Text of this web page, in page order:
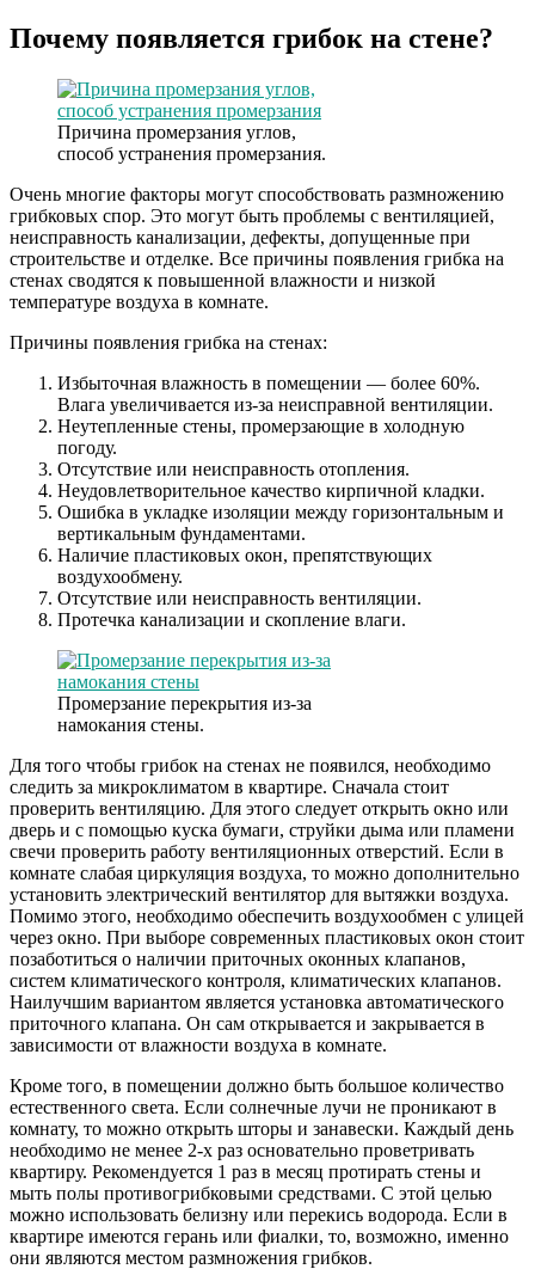
Почему появляется грибок на стене?
Причина промерзания углов,
способ устранения промерзания.
Очень многие факторы могут способствовать размножению
грибковых спор. Это могут быть проблемы с вентиляцией,
неисправность канализации, дефекты, допущенные при
строительстве и отделке. Все причины появления грибка на
стенах сводятся к повышенной влажности и низкой
температуре воздуха в комнате.
Причины появления грибка на стенах:
Избыточная влажность в помещении — более 60%.
Влага увеличивается из-за неисправной вентиляции.
Неутепленные стены, промерзающие в холодную
погоду.
Отсутствие или неисправность отопления.
Неудовлетворительное качество кирпичной кладки.
Ошибка в укладке изоляции между горизонтальным и
вертикальным фундаментами.
Наличие пластиковых окон, препятствующих
воздухообмену.
Отсутствие или неисправность вентиляции.
Протечка канализации и скопление влаги.
Промерзание перекрытия из-за
намокания стены.
Для того чтобы грибок на стенах не появился, необходимо
следить за микроклиматом в квартире. Сначала стоит
проверить вентиляцию. Для этого следует открыть окно или
дверь и с помощью куска бумаги, струйки дыма или пламени
свечи проверить работу вентиляционных отверстий. Если в
комнате слабая циркуляция воздуха, то можно дополнительно
установить электрический вентилятор для вытяжки воздуха.
Помимо этого, необходимо обеспечить воздухообмен с улицей
через окно. При выборе современных пластиковых окон стоит
позаботиться о наличии приточных оконных клапанов,
систем климатического контроля, климатических клапанов.
Наилучшим вариантом является установка автоматического
приточного клапана. Он сам открывается и закрывается в
зависимости от влажности воздуха в комнате.
Кроме того, в помещении должно быть большое количество
естественного света. Если солнечные лучи не проникают в
комнату, то можно открыть шторы и занавески. Каждый день
необходимо не менее 2-х раз основательно проветривать
квартиру. Рекомендуется 1 раз в месяц протирать стены и
мыть полы противогрибковыми средствами. С этой целью
можно использовать белизну или перекись водорода. Если в
квартире имеются герань или фиалки, то, возможно, именно
они являются местом размножения грибков.